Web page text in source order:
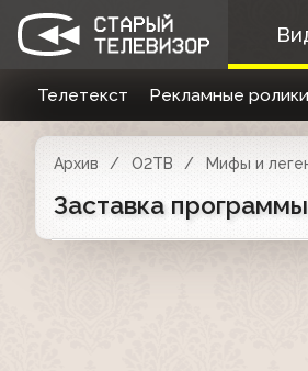
Телетекст Рекламные ролики
Архив О2ТВ Мифы и
Заставка